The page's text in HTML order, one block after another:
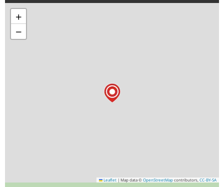
+
−
Leaflet | Map data © OpenStreetMap contributors, CC-BY-SA